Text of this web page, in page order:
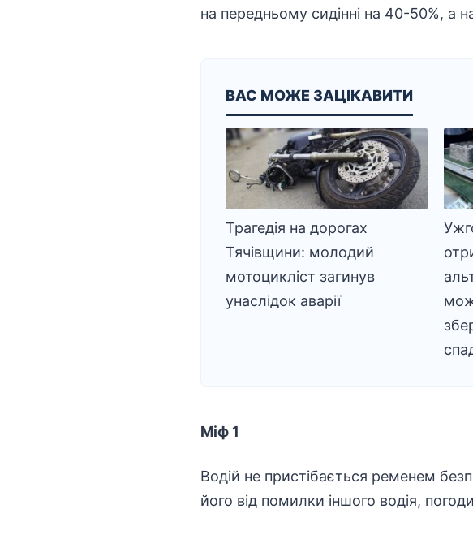
на передньому сидінні на 40-50%, а
ВАС МОЖЕ ЗАЦІКАВИТИ
Трагедія на дорогах
Тячівщини: молодий
мотоцикліст загинув
унаслідок аварії
Міф 1
Водій не пристібається ременем
його від помилки іншого водія,